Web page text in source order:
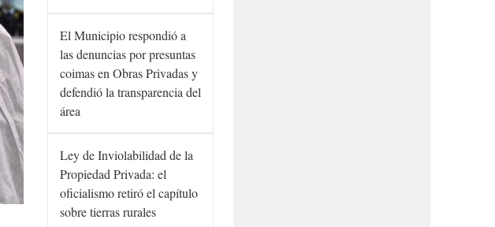
El Municipio respondió a
las denuncias por presuntas
coimas en Obras Privadas y
defendió la transparencia del
área
Ley de Inviolabilidad de la
Propiedad Privada: el
oficialismo retiró el capítulo
sobre tierras rurales